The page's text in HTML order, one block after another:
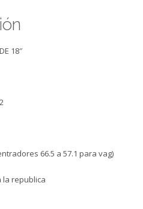
18″
66.5 a 57.1 para vag)
la republica